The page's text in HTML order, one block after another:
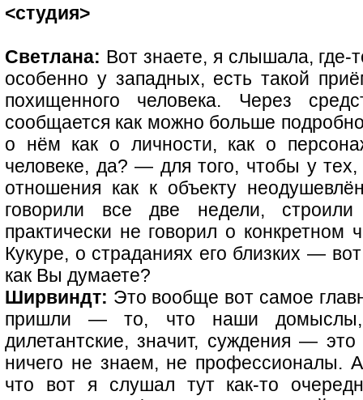
<студия>
Светлана: Вот знаете, я слышала, где-
особенно у западных, есть такой
похищенного человека. Через
сообщается как можно больше
о нём как о личности, как о
человеке, да? — для того, чтобы у
отношения как к объекту
говорили все две недели,
практически не говорил о конкретном
Кукуре, о страданиях его близких —
как Вы думаете?
Ширвиндт: Это вообще вот самое
пришли — то, что наши домыслы,
дилетантские, значит, суждения —
ничего не знаем, не
что вот я слушал тут как-то